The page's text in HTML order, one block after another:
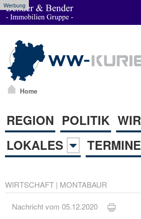
Werbung
Home
REGION POLITIK
LOKALES
TERMINE
WIRTSCHAFT | MONTABAUR
Nachricht vom 05.12.2020